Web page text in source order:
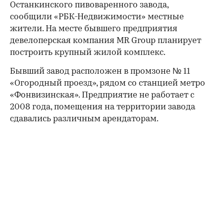
Останкинского пивоваренного завода,
сообщили «РБК-Недвижимости» местные
жители. На месте бывшего предприятия
девелоперская компания MR Group планирует
построить крупный жилой комплекс.
Бывший завод расположен в промзоне № 11
«Огородный проезд», рядом со станцией метро
«Фонвизинская». Предприятие не работает с
2008 года, помещения на территории завода
сдавались различным арендаторам.